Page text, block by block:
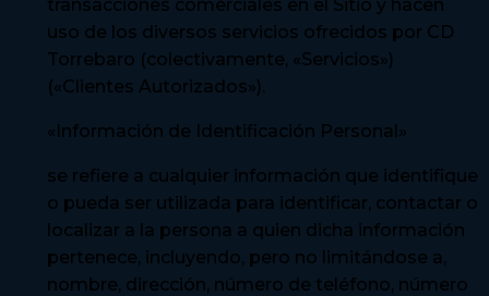
transacciones comerciales en el Sitio y hacen
uso de los diversos servicios ofrecidos por CD
Torrebaro (colectivamente, «Servicios»)
(«Clientes Autorizados»).
«Información de Identificación Personal»
se refiere a cualquier información que identifique
o pueda ser utilizada para identificar, contactar o
localizar a la persona a quien dicha información
pertenece, incluyendo, pero no limitándose a,
nombre, dirección, número de teléfono, número